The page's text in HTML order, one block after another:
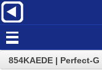
854KAEDE | Perfect-G